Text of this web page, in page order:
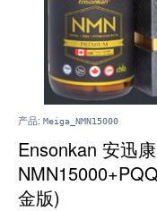
产品: Meiga_NMN15000
Ensonkan 安迅
金版)